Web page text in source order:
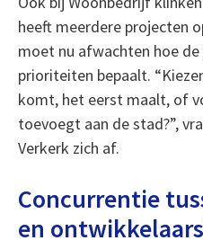
heeft meerdere projecten
moet nu afwachten hoe
prioriteiten bepaalt.
komt, het eerst maalt, of
toevoegt aan de stad?”,
Verkerk zich af.
Concurrentie
en